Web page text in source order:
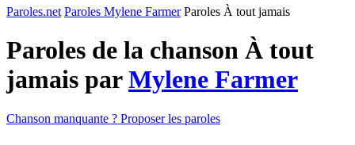
Paroles.net Paroles Mylene Farmer Paroles À tout jamais
Paroles de la chanson À tout
jamais parMylene Farmer
Chanson manquante ? Proposer les paroles